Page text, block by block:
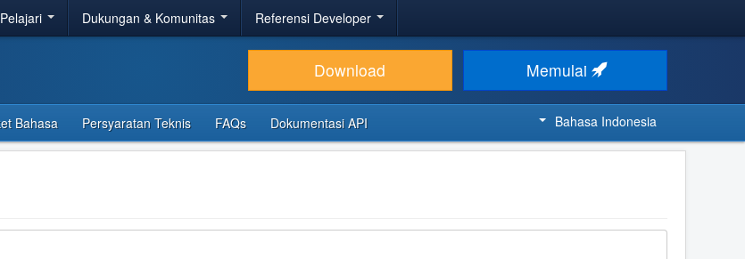
Dukungan & Komunitas Referensi Developer
Download Memulai
Bahasa Persyaratan Teknis FAQs Dokumentasi API Bahasa Indonesia